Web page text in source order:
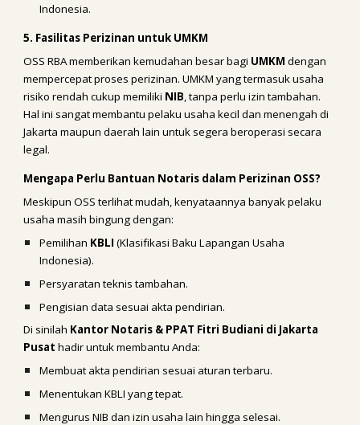
Indonesia.
5. Fasilitas Perizinan untuk UMKM
OSS RBA memberikan kemudahan besar bagi UMKM dengan
mempercepat proses perizinan. UMKM yang termasuk usaha
risiko rendah cukup memiliki NIB, tanpa perlu izin tambahan.
Hal ini sangat membantu pelaku usaha kecil dan menengah di
Jakarta maupun daerah lain untuk segera beroperasi secara
legal.
Mengapa Perlu Bantuan Notaris dalam Perizinan OSS?
Meskipun OSS terlihat mudah, kenyataannya banyak pelaku
usaha masih bingung dengan:
Pemilihan KBLI (Klasifikasi Baku Lapangan Usaha
Indonesia).
Persyaratan teknis tambahan.
Pengisian data sesuai akta pendirian.
Di sinilah Kantor Notaris & PPAT Fitri Budiani di Jakarta
Pusat hadir untuk membantu Anda:
Membuat akta pendirian sesuai aturan terbaru.
Menentukan KBLI yang tepat.
Mengurus NIB dan izin usaha lain hingga selesai.